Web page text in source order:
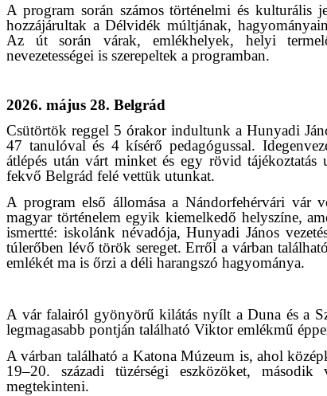
A program során számos történelmi és kulturális
hozzájárultak a Délvidék múltjának,
Az út során várak, emlékhelyek, helyi
nevezetességei is szerepeltek a programban.
2026. május 28. Belgrád
Csütörtök reggel 5 órakor indultunk a Hunyadi
47 tanulóval és 4 kísérő pedagógussal.
átlépés után várt minket és egy rövid
fekvő Belgrád felé vettük utunkat.
A program első állomása a Nándorfehérvári vár
magyar történelem egyik kiemelkedő helyszíne,
ismertté: iskolánk névadója, Hunyadi János
túlerőben lévő török sereget. Erről a várban
emlékét ma is őrzi a déli harangszó hagyománya.
A vár falairól gyönyörű kilátás nyílt a Duna és a
legmagasabb pontján található Viktor emlékmű
A várban található a Katona Múzeum is, ahol
19–20. századi tüzérségi eszközöket, második
megtekinteni.